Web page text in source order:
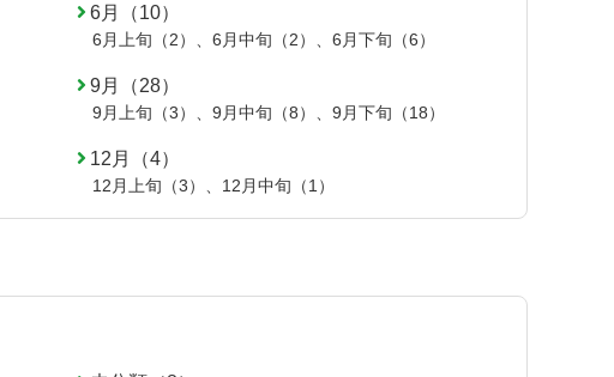
6月（10）
6月上旬（2） 6月中旬（2） 6月下旬（6）
9月（28）
9月上旬（3） 9月中旬（8） 9月下旬（18）
12月（4）
12月上旬（3） 12月中旬（1）